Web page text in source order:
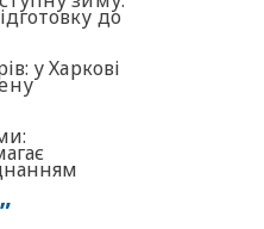
до
у Харкові